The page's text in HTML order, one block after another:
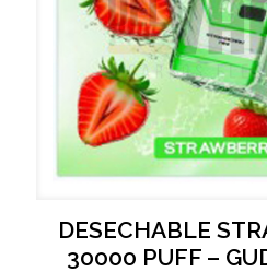
DESECHABLE
30000 PUFF –